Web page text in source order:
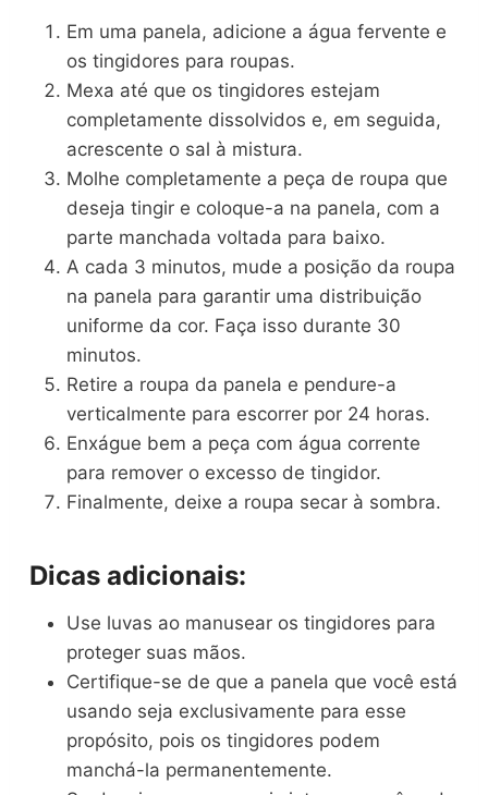
Em uma panela, adicione a água fervente e
os tingidores para roupas.
Mexa até que os tingidores estejam
completamente dissolvidos e, em seguida,
acrescente o sal à mistura.
Molhe completamente a peça de roupa que
deseja tingir e coloque-a na panela, com a
parte manchada voltada para baixo.
A cada 3 minutos, mude a posição da roupa
na panela para garantir uma distribuição
uniforme da cor. Faça isso durante 30
minutos.
Retire a roupa da panela e pendure-a
verticalmente para escorrer por 24 horas.
Enxágue bem a peça com água corrente
para remover o excesso de tingidor.
Finalmente, deixe a roupa secar à sombra.
Dicas adicionais:
Use luvas ao manusear os tingidores para
proteger suas mãos.
Certifique-se de que a panela que você está
usando seja exclusivamente para esse
propósito, pois os tingidores podem
manchá-la permanentemente.